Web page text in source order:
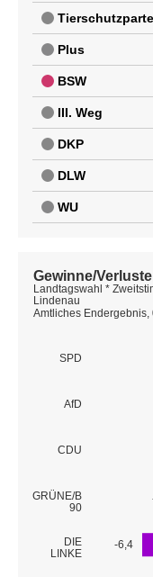
Plus
BSW
III. Weg
DKP
DLW
WU
SPD
AfD
CDU
GRÜNE/B
90
DIE
LINKE
-6,4
Gewinne/
Landtagswahl *
Lindenau
Amtliches